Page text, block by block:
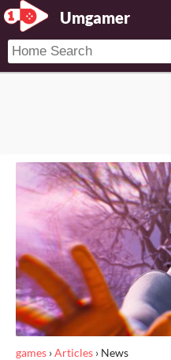
Umgamer
games ›Articles › News